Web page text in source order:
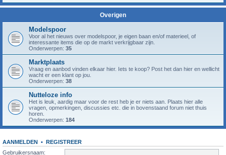
Overigen
Modelspoor
Voor al het nieuws over modelspoor, je eigen baan en/of materieel, of
interessante items die op de markt verkrijgbaar zijn.
Onderwerpen: 35
Marktplaats
Vraag en aanbod vinden elkaar hier. Iets te koop? Post het dan hier en wellicht
wacht er een klant op jou.
Onderwerpen: 38
Nutteloze info
Het is leuk, aardig maar voor de rest heb je er niets aan. Plaats hier alle
vragen, opmerkingen, discussies etc. die in bovenstaand forum niet thuis
horen.
Onderwerpen: 184
AANMELDEN • REGISTREER
Gebruikersnaam: